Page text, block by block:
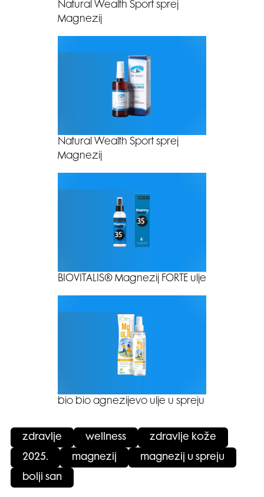
Natural Wealth Sport sprej
Magnezij
Natural Wealth Sport sprej
Magnezij
BIOVITALIS® Magnezij FORTE ulje
bio bio agnezijevo ulje u spreju
zdravlje wellness zdravlje kože
2025. magnezij magnezij u spreju
bolji san